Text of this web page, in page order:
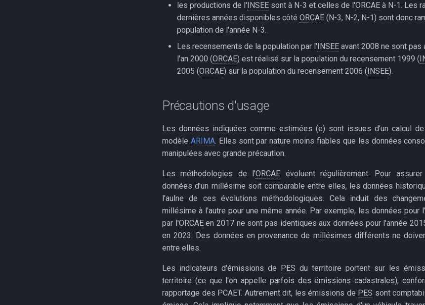
les productions de l'INSEE sont à N-3 et celles de l'ORCAE à N-1. Les
dernières années disponibles côté ORCAE (N-3, N-2, N-1) sont donc
population de l'année N-3.
Les recensements de la population par l'INSEE avant 2008 ne sont pas
l'an 2000 (ORCAE) est réalisé sur la population du recensement 1999 (
2005 (ORCAE) sur la population du recensement 2006 (INSEE).
Précautions d'usage
Les données indiquées comme estimées (e) sont issues d’un calcul de
modèle ARIMA. Elles sont par nature moins fiables que les données
manipulées avec grande précaution.
Les méthodologies de l'ORCAE évoluent régulièrement. Pour
données d'un millésime soit comparable entre elles, les données
l'aulne de ces évolutions méthodologiques. Cela induit des
millésime à l'autre pour une même année. Par exemple, les données pour
par l'ORCAEen 2017 ne sont pas identiques aux données pour l'année
en 2023. Des données en provenance de millésimes différents ne
entre elles.
Les indicateurs d'émissions de PES du territoire portent sur les
territoire (ce que l'on appelle parfois des émissions cadastrales),
rapportage des PCAET. Autrement dit, les émissions de PES sont